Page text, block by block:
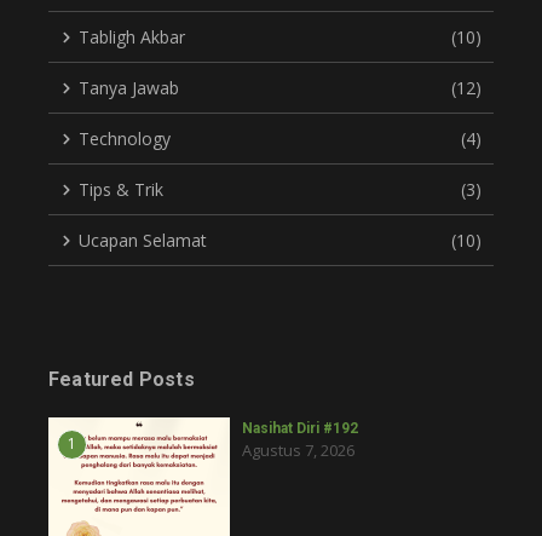
Tabligh Akbar (10)
Tanya Jawab (12)
Technology (4)
Tips & Trik (3)
Ucapan Selamat (10)
Featured Posts
1
Nasihat Diri #192
Agustus 7, 2026